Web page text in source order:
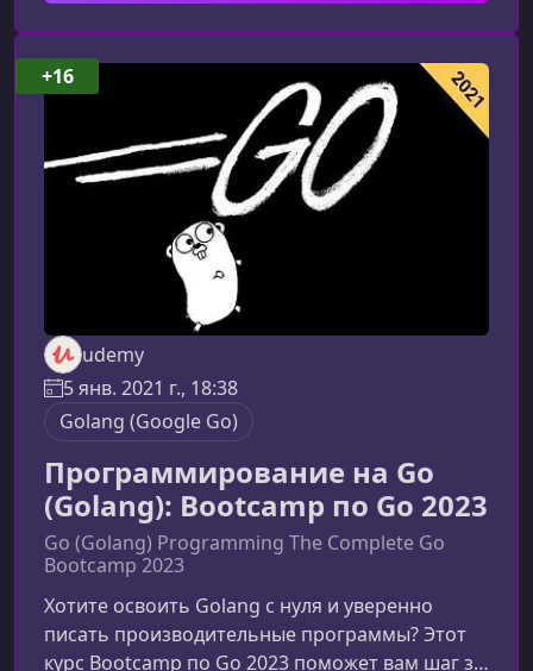
обученияКурс помогает выстроить
профессиональный подход к созданию
микросервисов, адаптируемых под высокие
нагрузки и реальную
продакшн‑среду.Гексагональная архит
udemy
5 янв. 2021 г., 18:38
Golang (Google Go)
Программирование на Go
(Golang): Bootcamp по Go 2023
Go (Golang) Programming The Complete Go
Bootcamp 2023
Хотите освоить Golang с нуля и уверенно
писать производительные программы? Этот
курс Bootcamp по Go 2023 поможет вам шаг за
+16